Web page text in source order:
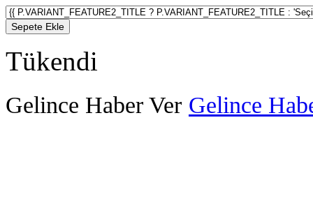
Sepete Ekle
Tükendi
Gelince Haber Ver Gelince